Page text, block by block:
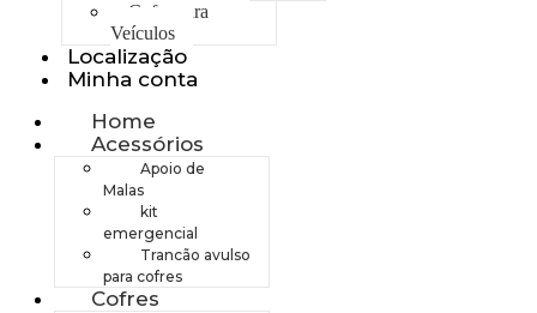
Cofre para
Veículos
Localização
Minha conta
Home
Acessórios
Apoio de
Malas
kit
emergencial
Trancão avulso
para cofres
Cofres